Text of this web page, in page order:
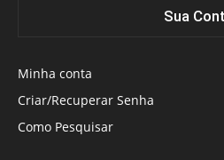
Sua
Minha conta
Criar/Recuperar Senha
Como Pesquisar